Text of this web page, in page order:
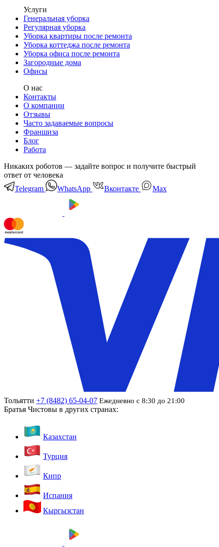
Услуги
Генеральная уборка
Регулярная уборка
Уборка квартиры после ремонта
Уборка коттеджа после ремонта
Уборка офиса после ремонта
Загородные дома
Офисы
О нас
Контакты
О компании
Отзывы
Часто задаваемые вопросы
Франшиза
Блог
Работа
Никаких роботов — задайте вопрос и получите быстрый
ответ от человека
Telegram
WhatsApp Вконтакте Мах
Тольятти +7 (8482) 65-04-07 Ежедневно с 8:30 до 21:00
Братья Чистовы в других странах:
Казахстан
Турция
Кипр
Испания
Кыргызстан